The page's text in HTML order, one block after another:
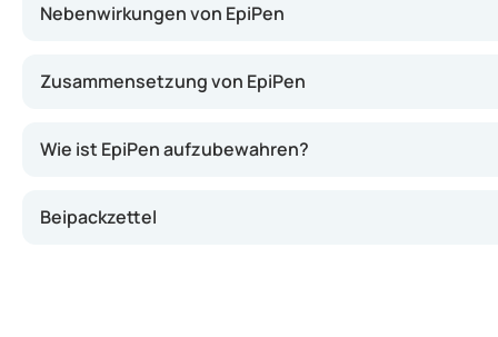
Nebenwirkungen von EpiPen
Zusammensetzung von EpiPen
Wie ist EpiPen aufzubewahren?
Beipackzettel